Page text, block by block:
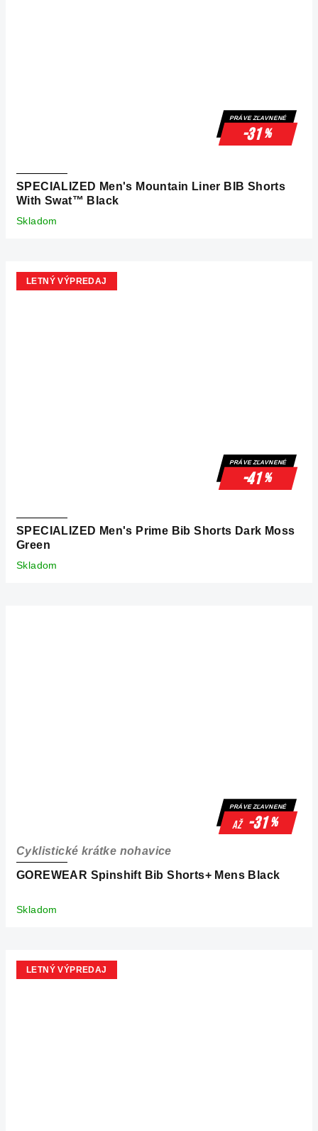
PRÁVE ZĽAVNENÉ
-31%
SPECIALIZED Men's Mountain Liner BIB Shorts
With Swat™ Black
Skladom
LETNÝ VÝPREDAJ
PRÁVE ZĽAVNENÉ
-41%
SPECIALIZED Men's Prime Bib Shorts Dark Moss
Green
Skladom
PRÁVE ZĽAVNENÉ
až -31%
GOREWEAR Spinshift Bib Shorts+ Mens Black
Cyklistické krátke nohavice
Skladom
LETNÝ VÝPREDAJ